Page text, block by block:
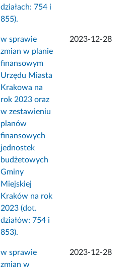
działach: 754 i
855).
w sprawie
zmian w planie
finansowym
Urzędu Miasta
Krakowa na
rok 2023 oraz
w zestawieniu
planów
finansowych
jednostek
budżetowych
Gminy
Miejskiej
Kraków na rok
2023 (dot.
działów: 754 i
853).
2023-12-28
w sprawie
zmian w
2023-12-28